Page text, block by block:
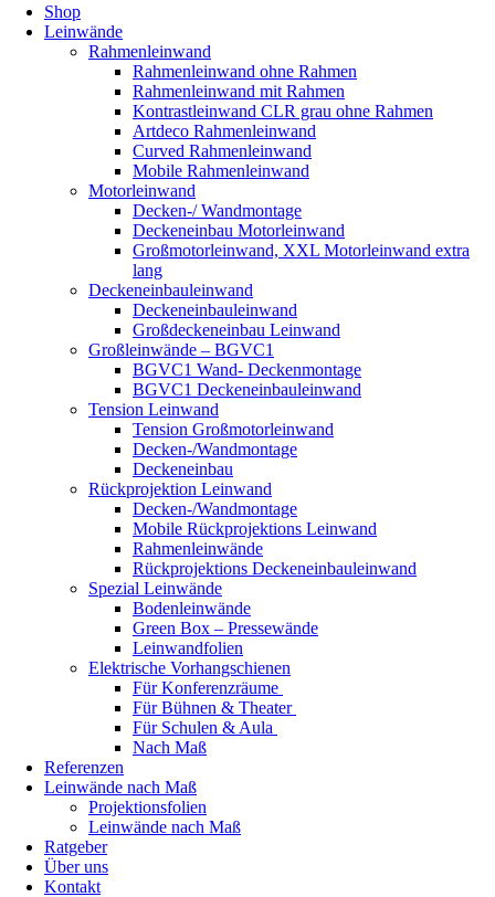
Shop
Leinwände
Rahmenleinwand
Rahmenleinwand ohne Rahmen
Rahmenleinwand mit Rahmen
Kontrastleinwand CLR grau ohne Rahmen
Artdeco Rahmenleinwand
Curved Rahmenleinwand
Mobile Rahmenleinwand
Motorleinwand
Decken-/ Wandmontage
Deckeneinbau Motorleinwand
Großmotorleinwand, XXL Motorleinwand extra
lang
Deckeneinbauleinwand
Deckeneinbauleinwand
Großdeckeneinbau Leinwand
Großleinwände – BGVC1
BGVC1 Wand- Deckenmontage
BGVC1 Deckeneinbauleinwand
Tension Leinwand
Tension Großmotorleinwand
Decken-/Wandmontage
Deckeneinbau
Rückprojektion Leinwand
Decken-/Wandmontage
Mobile Rückprojektions Leinwand
Rahmenleinwände
Rückprojektions Deckeneinbauleinwand
Spezial Leinwände
Bodenleinwände
Green Box – Pressewände
Leinwandfolien
Elektrische Vorhangschienen
Für Konferenzräume
Für Bühnen & Theater
Für Schulen & Aula
Nach Maß
Referenzen
Leinwände nach Maß
Projektionsfolien
Leinwände nach Maß
Ratgeber
Über uns
Kontakt